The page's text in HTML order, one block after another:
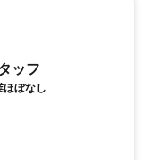
ッフ
ぼなし